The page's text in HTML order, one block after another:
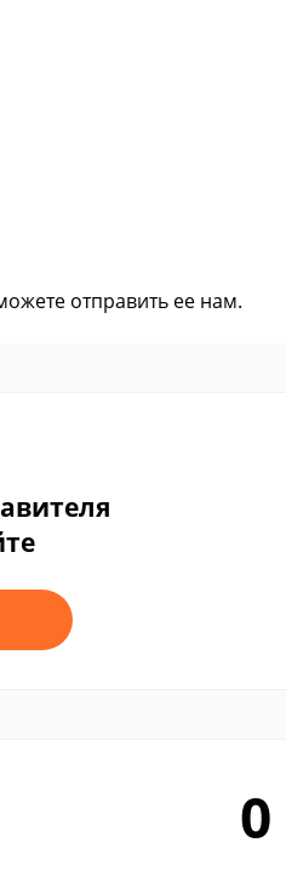
отправить ее нам.
0